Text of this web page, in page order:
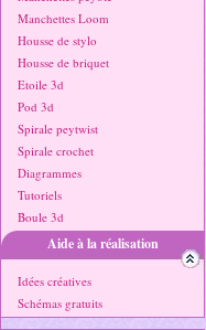
Manchettes Loom
Housse de stylo
Housse de briquet
Etoile 3d
Pod 3d
Spirale peytwist
Spirale crochet
Diagrammes
Tutoriels
Boule 3d
Aide à la réalisation
Idées créatives
Schémas gratuits